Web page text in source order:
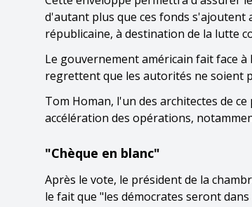
d'autant plus que ces fonds s'ajoutent
républicaine, à destination de la lutte
Le gouvernement américain fait face
regrettent que les autorités ne soient
Tom Homan, l'un des architectes de
accélération des opérations,
"Chèque en blanc"
Après le vote, le président de la
le fait que "les démocrates seront